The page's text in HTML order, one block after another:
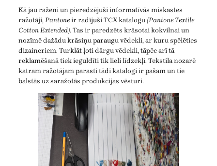
Kā jau raženi un pieredzējuši informatīvās miskastes
ražotāji,Pantoneir radījuši TCX katalogu (Pantone Textile
Cotton Extended). Tas ir paredzēts krāsotai kokvilnai un
nozīmē dažādu krāsiņu paraugu vēdekli, ar kuru spēlēties
dizaineriem. Turklāt ļoti dārgu vēdekli, tāpēc arī tā
reklamēšanā tiek ieguldīti tik lieli līdzekļi. Tekstila nozarē
katram ražotājam parasti tādi katalogi ir pašam un tie
balstās uz saražotās produkcijas vēsturi.